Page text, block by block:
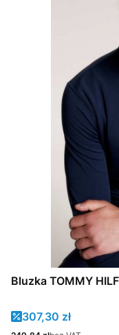
Bluzka TOMMY
Cena promocyjna
307,30 zł